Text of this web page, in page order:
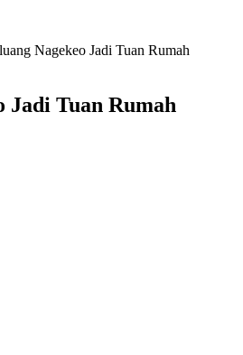
Nagekeo Jadi Tuan Rumah
Jadi Tuan Rumah